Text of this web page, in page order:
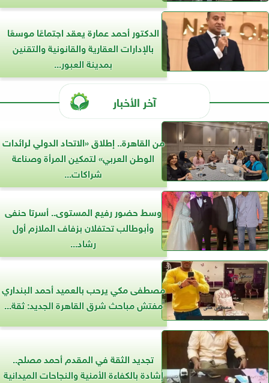
الدكتور أحمد عمارة يعقد اجتماعًا موسعًا
بالإدارات العقارية والقانونية والتقنين
بمدينة العبور...
آخر الأخبار
من القاهرة.. إطلاق «الاتحاد الدولي لرائدات
الوطن العربي» لتمكين المرأة وصناعة
شراكات...
وسط حضور رفيع المستوى.. أسرتا حنفى
وأبوطالب تحتفلان بزفاف الملازم أول
رشاد...
مصطفى مكي يرحب بالعميد أحمد البنداري
مفتش مباحث شرق القاهرة الجديد: ثقة...
تجديد الثقة في المقدم أحمد مصلح..
إشادة بالكفاءة الأمنية والنجاحات الميدانية